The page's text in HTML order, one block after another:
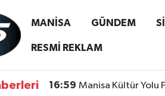
MANİSA GÜNDEM
RESMİ REKLAM
16:59 Manisa Kültür Yolu